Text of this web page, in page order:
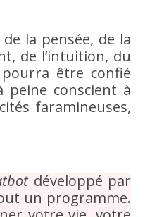
la pensée, de la
de l’intuition, du
être confié
peine conscient à
faramineuses,
développé par
un programme.